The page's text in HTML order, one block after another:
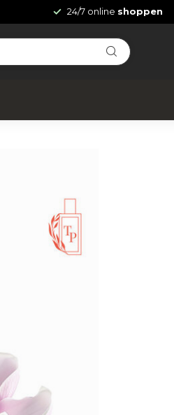
24/7 online shoppen